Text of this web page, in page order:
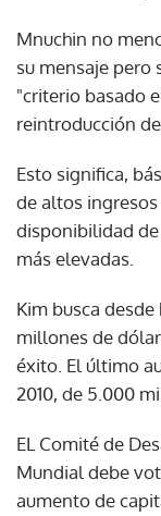
Mnuchin no
su mensaje pero
"criterio basado
reintroducción
Esto significa,
de altos
disponibilidad
más elevadas.
Kim busca
millones de
éxito. El último
2010, de 5.000
EL Comité de
Mundial debe
aumento de